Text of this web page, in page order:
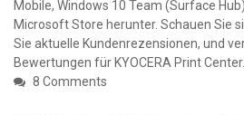
Mobile, Windows 10 Team (Surface
Microsoft Store herunter. Schauen Sie
Sie aktuelle Kundenrezensionen, und
Bewertungen für KYOCERA Print Center.
8 Comments